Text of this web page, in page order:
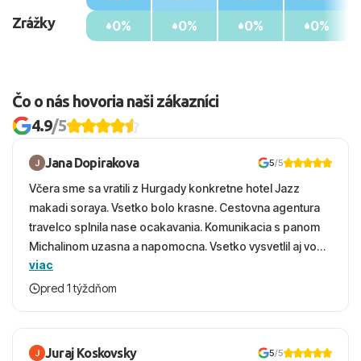
Zrážky
0%
0%
0%
0%
Čo o nás hovoria naši zákazníci
4.9/5
Jana Dopirakova 5/5
Včera sme sa vratili z Hurgady konkretne hotel Jazz
makadi soraya. Vsetko bolo krasne. Cestovna agentura
travelco splnila nase ocakavania. Komunikacia s panom
Michalinom uzasna a napomocna. Vsetko vysvetlil aj vo
vecernych hodinach zaco sa ospravedlnujem. Hotel
krasny, cisty. Sluzby top. Strava, prostredie, more,
viac
pred 1 týždňom
Juraj Koskovsky 5/5